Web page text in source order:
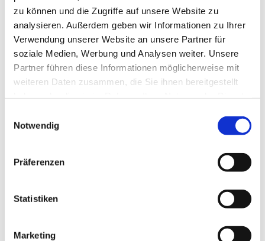
zu können und die Zugriffe auf unsere Website zu
analysieren. Außerdem geben wir Informationen zu Ihrer
Verwendung unserer Website an unsere Partner für
soziale Medien, Werbung und Analysen weiter. Unsere
Partner führen diese Informationen möglicherweise mit
weiteren Daten zusammen, die Sie ihnen bereitgestellt
Notwendig
Präferenzen
Statistiken
Marketing
Winzersekt
Kontaktinformationen:
Weingut Heiko Strub - Kreuzgewölbe
Heiko Strub
E-Mail: info@weingut-heiko-strub.de